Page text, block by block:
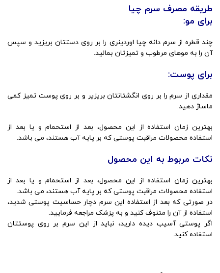
طریقه مصرف سرم چیا
برای مو:
چند قطره از سرم دانه چیا اوردینری را بر روی دستتان بریزید و سپس
آن را به موهای مرطوب و تمیزتان بمالید.
برای پوست:
مقداری از سرم را بر روی انگشتانتان بریزیر و بر روی پوست تمیز کمی
ماساژ دهید.
بهترین زمان استفاده از این محصول، بعد از استحمام و یا بعد از
استفاده محصولات مراقبت پوستی که بر پایه آب هستند، می باشد.
نکات مربوط به این محصول
بهترین زمان استفاده از این محصول، بعد از استحمام و یا بعد از
استفاده محصولات مراقبت پوستی که بر پایه آب هستند، می باشد.
در صورتی که بعد از استفاده این سرم دچار حساسیت پوستی شدید،
استفاده از آن را متنوف کنید و به پزشک مراجعه فرمایید.
اگر پوستی آسیب دیده دارید، نباید از این سرم بر روی پوستتان
استفاده کنید.